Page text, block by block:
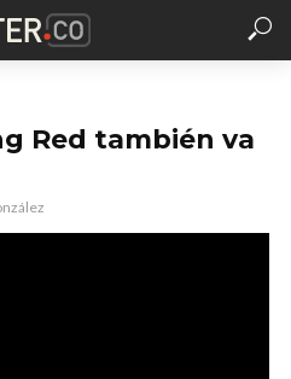
Red también va